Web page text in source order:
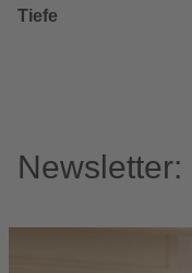
Tiefe